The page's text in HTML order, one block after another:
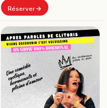
Réserver